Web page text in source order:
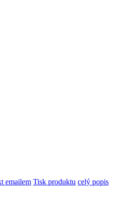
emailem Tisk produktu celý popis